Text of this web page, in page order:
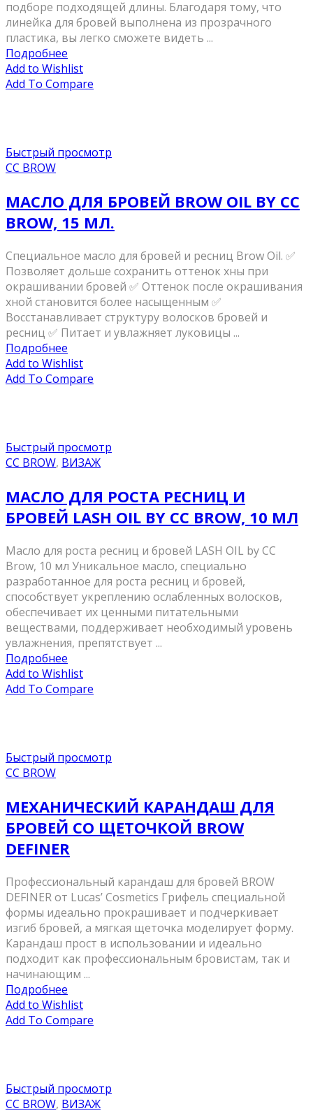
подборе подходящей длины. Благодаря тому, что
линейка для бровей выполнена из прозрачного
пластика, вы легко сможете видеть ...
Подробнее
Add to Wishlist
Add To Compare
Быстрый просмотр
CC BROW
МАСЛО ДЛЯ БРОВЕЙ BROW OIL BY CC
BROW, 15 МЛ.
Специальное масло для бровей и ресниц Brow Oil. ✅
Позволяет дольше сохранить оттенок хны при
окрашивании бровей ✅ Оттенок после окрашивания
хной становится более насыщенным ✅
Восстанавливает структуру волосков бровей и
ресниц ✅ Питает и увлажняет луковицы ...
Подробнее
Add to Wishlist
Add To Compare
Быстрый просмотр
CC BROW, ВИЗАЖ
МАСЛО ДЛЯ РОСТА РЕСНИЦ И
БРОВЕЙ LASH OIL BY CC BROW, 10 МЛ
Масло для роста ресниц и бровей LASH OIL by CC
Brow, 10 мл Уникальное масло, специально
разработанное для роста ресниц и бровей,
способствует укреплению ослабленных волосков,
обеспечивает их ценными питательными
веществами, поддерживает необходимый уровень
увлажнения, препятствует ...
Подробнее
Add to Wishlist
Add To Compare
Быстрый просмотр
CC BROW
МЕХАНИЧЕСКИЙ КАРАНДАШ ДЛЯ
БРОВЕЙ СО ЩЕТОЧКОЙ BROW
DEFINER
Профессиональный карандаш для бровей BROW
DEFINER от Lucas’ Cosmetics Грифель специальной
формы идеально прокрашивает и подчеркивает
изгиб бровей, а мягкая щеточка моделирует форму.
Карандаш прост в использовании и идеально
подходит как профессиональным бровистам, так и
начинающим ...
Подробнее
Add to Wishlist
Add To Compare
Быстрый просмотр
CC BROW, ВИЗАЖ